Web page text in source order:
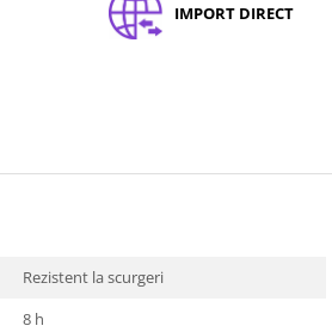
IMPORT DIRECT
Rezistent la scurgeri
8 h